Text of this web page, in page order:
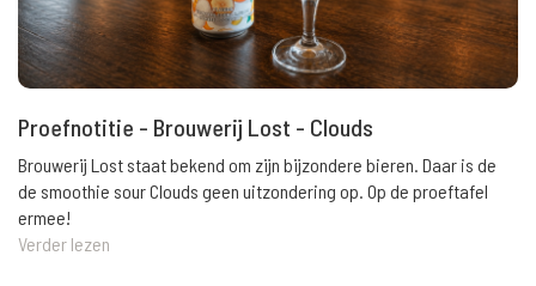
Proefnotitie - Brouwerij Lost - Clouds
Brouwerij Lost staat bekend om zijn bijzondere bieren. Daar is de
de smoothie sour Clouds geen uitzondering op. Op de proeftafel
ermee!
Verder lezen